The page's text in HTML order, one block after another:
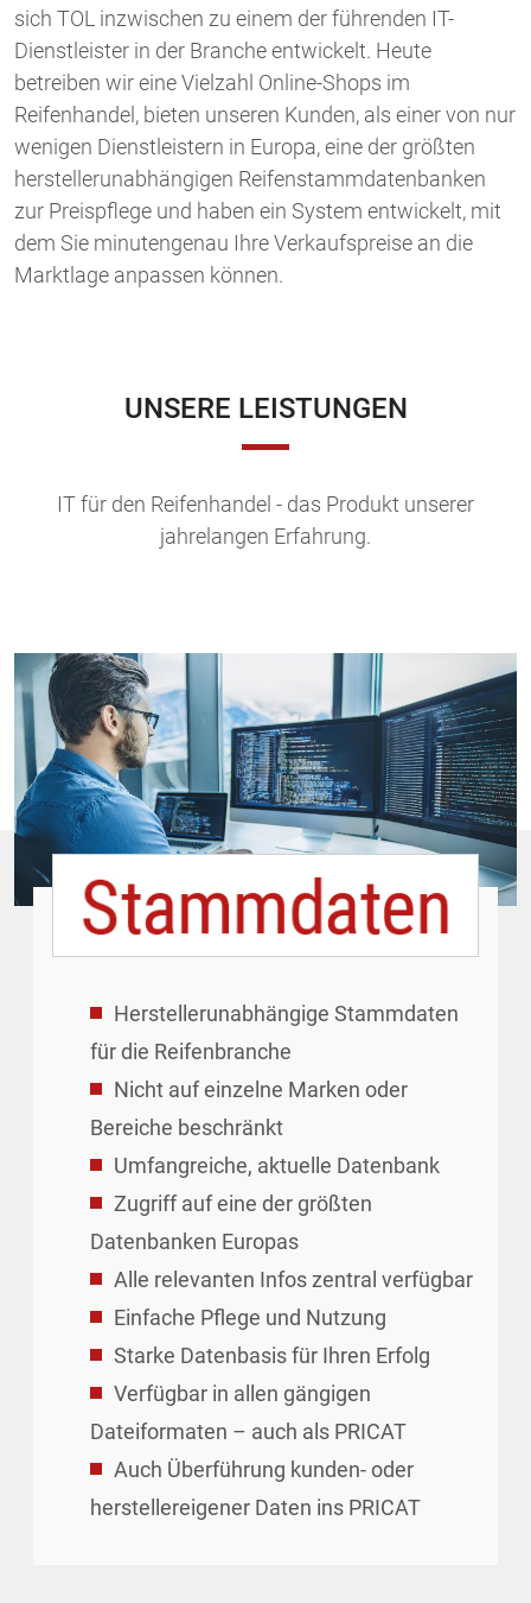
sich TOL inzwischen zu einem der führenden IT-
Dienstleister in der Branche entwickelt. Heute
betreiben wir eine Vielzahl Online-Shops im
Reifenhandel, bieten unseren Kunden, als einer von nur
wenigen Dienstleistern in Europa, eine der größten
herstellerunabhängigen Reifenstammdatenbanken
zur Preispflege und haben ein System entwickelt, mit
dem Sie minutengenau Ihre Verkaufspreise an die
Marktlage anpassen können.
UNSERE LEISTUNGEN
IT für den Reifenhandel - das Produkt unserer
jahrelangen Erfahrung.
Herstellerunabhängige Stammdaten
für die Reifenbranche
Nicht auf einzelne Marken oder
Bereiche beschränkt
Umfangreiche, aktuelle Datenbank
Zugriff auf eine der größten
Datenbanken Europas
Alle relevanten Infos zentral verfügbar
Einfache Pflege und Nutzung
Starke Datenbasis für Ihren Erfolg
Verfügbar in allen gängigen
Dateiformaten – auch als PRICAT
Auch Überführung kunden- oder
herstellereigener Daten ins PRICAT